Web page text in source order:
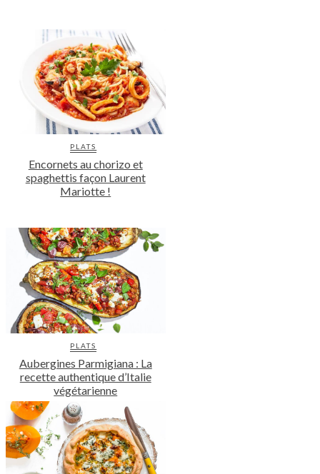
PLATS
Encornets au chorizo et
spaghettis façon Laurent
Mariotte !
PLATS
Aubergines Parmigiana : La
recette authentique d’Italie
végétarienne